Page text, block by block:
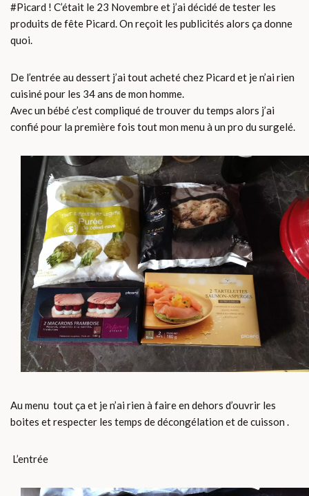
#Picard ! C’était le 23 Novembre et j’ai décidé de tester les
produits de fête Picard. On reçoit les publicités alors ça donne
quoi.
De l’entrée au dessert j’ai tout acheté chez Picard et je n’ai rien
cuisiné pour les 34 ans de mon homme.
Avec un bébé c’est compliqué de trouver du temps alors j’ai
confié pour la première fois tout mon menu à un pro du surgelé.
Au menu tout ça et je n’ai rien à faire en dehors d’ouvrir les
boites et respecter les temps de décongélation et de cuisson .
L’entrée